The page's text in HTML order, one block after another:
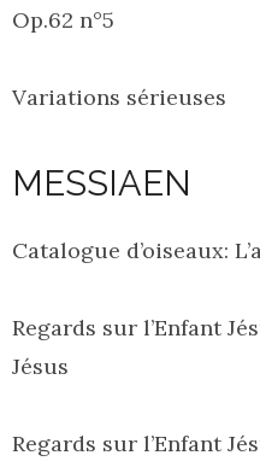
Op.62 n°5
Variations sérieuses
MESSIAEN
Catalogue d’oiseaux:
Regards sur l’Enfant
Jésus
Regards sur l’Enfant